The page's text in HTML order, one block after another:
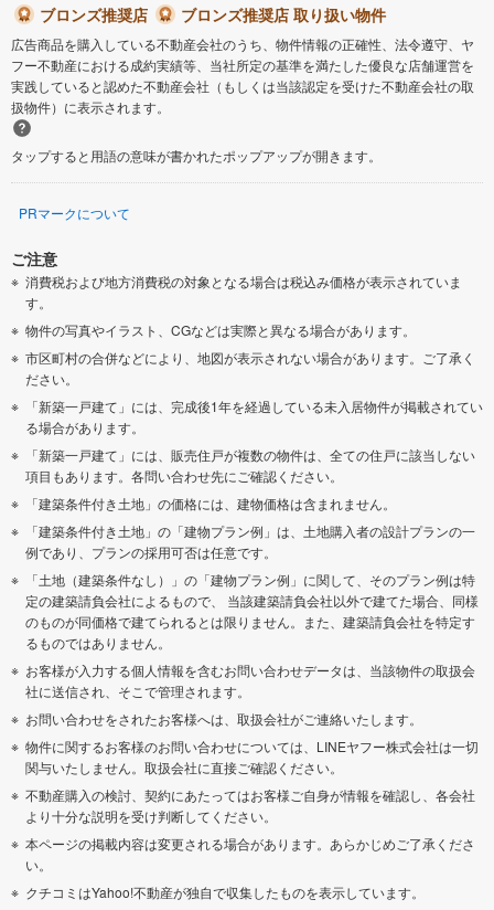
ブロンズ推奨店
ブロンズ推奨店 取り扱い物件
広告商品を購入している不動産会社のうち、物件情報の正確性、法令遵守、ヤ
フー不動産における成約実績等、当社所定の基準を満たした優良な店舗運営を
実践していると認めた不動産会社（もしくは当該認定を受けた不動産会社の取
扱物件）に表示されます。
タップすると用語の意味が書かれたポップアップが開きます。
PRマークについて
ご注意
消費税および地方消費税の対象となる場合は税込み価格が表示されていま
す。
物件の写真やイラスト、CGなどは実際と異なる場合があります。
市区町村の合併などにより、地図が表示されない場合があります。ご了承く
ださい。
「新築一戸建て」には、完成後1年を経過している未入居物件が掲載されてい
る場合があります。
「新築一戸建て」には、販売住戸が複数の物件は、全ての住戸に該当しない
項目もあります。各問い合わせ先にご確認ください。
「建築条件付き土地」の価格には、建物価格は含まれません。
「建築条件付き土地」の「建物プラン例」は、土地購入者の設計プランの一
例であり、プランの採用可否は任意です。
「土地（建築条件なし）」の「建物プラン例」に関して、そのプラン例は特
定の建築請負会社によるもので、 当該建築請負会社以外で建てた場合、同様
のものが同価格で建てられるとは限りません。また、建築請負会社を特定す
るものではありません。
お客様が入力する個人情報を含むお問い合わせデータは、当該物件の取扱会
社に送信され、そこで管理されます。
お問い合わせをされたお客様へは、取扱会社がご連絡いたします。
物件に関するお客様のお問い合わせについては、LINEヤフー株式会社は一切
関与いたしません。取扱会社に直接ご確認ください。
不動産購入の検討、契約にあたってはお客様ご自身が情報を確認し、各会社
より十分な説明を受け判断してください。
本ページの掲載内容は変更される場合があります。あらかじめご了承くださ
い。
クチコミはYahoo!不動産が独自で収集したものを表示しています。